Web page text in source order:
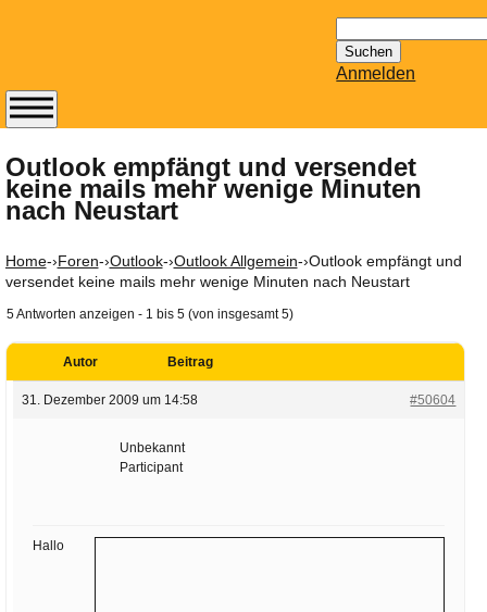
nach:
Anmelden
Outlook empfängt und versendet
keine mails mehr wenige Minuten
nach Neustart
Home-›Foren-›Outlook-›Outlook Allgemein-›Outlook empfängt und
versendet keine mails mehr wenige Minuten nach Neustart
5 Antworten anzeigen - 1 bis 5 (von insgesamt 5)
Autor Beitrag
31. Dezember 2009 um 14:58 #50604
Unbekannt
Participant
Hallo
Abonnieren Sie den
14-tägig
erscheinenden
Newsletter von
kostenlos.
Der ständig aktuelle
Tipps zu Thema
bereithält!
Wie z.B. Outlook,
GMail, Thunderbird
KuNoMail, usw.
E-Mail